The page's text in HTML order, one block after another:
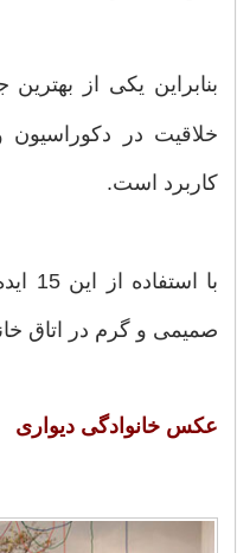
بنابراین یکی از
خلاقیت در
کاربرد است.
با
صمیمی و گرم در اتاق
عکس خانوادگی دیواری